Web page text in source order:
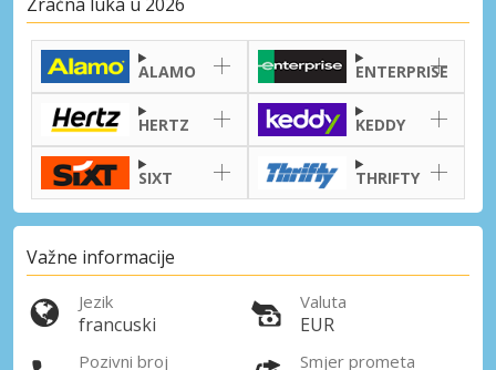
ALAMO ENTERPRISE
HERTZ KEDDY
SIXT THRIFTY
Važne informacije
Jezik
francuski
Valuta
EUR
Pozivni broj Smjer prometa